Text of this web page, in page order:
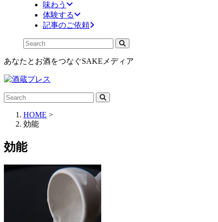
味わう
体験する
記事のご依頼
あなたとお酒をつなぐSAKEメディア
HOME >
効能
効能